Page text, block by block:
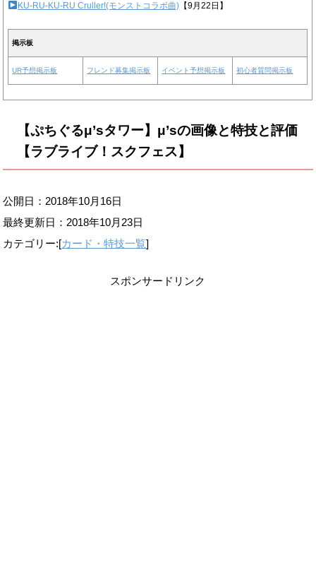
KU-RU-KU-RU Cruller!(モンストコラボ曲) 【9月22日】
掲示板
UR予想掲示板 フレンド募集掲示板 イベント予想掲示板 初心者質問掲示板
【ぷちぐるμ’sタワー】μ’sの画像と特技と評価
【ラブライブ！スクフェス】
公開日：2018年10月16日
最終更新日： 2018年10月23日
カテゴリー:[カード・特技一覧]
スポンサードリンク